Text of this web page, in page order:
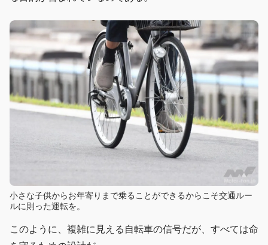
小さな子供からお年寄りまで乗ることができるからこそ交通ルー
ルに則った運転を。
このように、複雑に見える自転車の信号だが、すべては命